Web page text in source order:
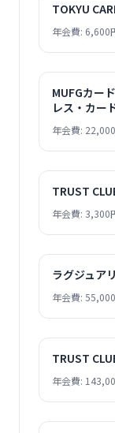
TOKYU
年会費: 6,600
MUFGカー
レス・カー
年会費:
TRUST
年会費: 3,300
ラグジュア
年会費:
TRUST
年会費: